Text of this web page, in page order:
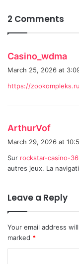
2 Comments
Casino_wdma
a
s
March 25, 2026 at
https://zookompleks.ru
ArthurVof
a
s
:
March 29, 2026 at
Sur rockstar-casino-
autres jeux. La
Leave a Reply
Your email address
marked *